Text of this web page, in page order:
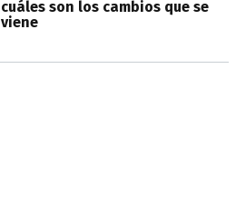
cuáles son los cambios que se
viene